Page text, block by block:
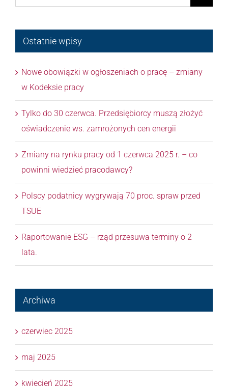
Ostatnie wpisy
Nowe obowiązki w ogłoszeniach o pracę – zmiany
w Kodeksie pracy
Tylko do 30 czerwca. Przedsiębiorcy muszą złożyć
oświadczenie ws. zamrożonych cen energii
Zmiany na rynku pracy od 1 czerwca 2025 r. – co
powinni wiedzieć pracodawcy?
Polscy podatnicy wygrywają 70 proc. spraw przed
TSUE
Raportowanie ESG – rząd przesuwa terminy o 2
lata.
Archiwa
czerwiec 2025
maj 2025
kwiecień 2025